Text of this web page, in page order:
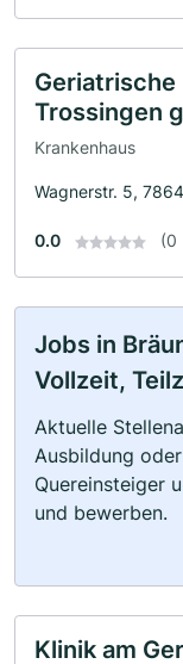
Geriatrische
Trossingen
Krankenhaus
Wagnerstr. 5,
0.0 (0
Jobs in
Vollzeit,
Aktuelle
Ausbildung
Quereinsteiger
und bewerben.
Klinik am